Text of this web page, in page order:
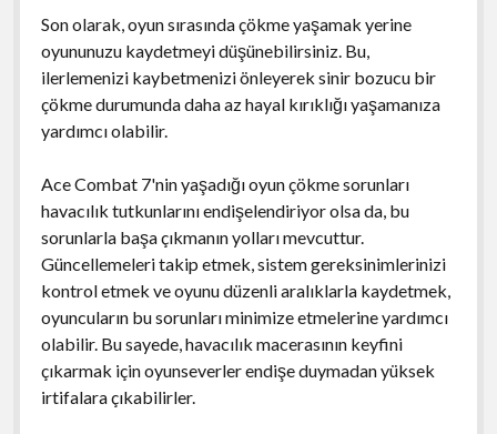
Son olarak, oyun sırasında çökme yaşamak yerine
oyununuzu kaydetmeyi düşünebilirsiniz. Bu,
ilerlemenizi kaybetmenizi önleyerek sinir bozucu bir
çökme durumunda daha az hayal kırıklığı yaşamanıza
yardımcı olabilir.
Ace Combat 7'nin yaşadığı oyun çökme sorunları
havacılık tutkunlarını endişelendiriyor olsa da, bu
sorunlarla başa çıkmanın yolları mevcuttur.
Güncellemeleri takip etmek, sistem gereksinimlerinizi
kontrol etmek ve oyunu düzenli aralıklarla kaydetmek,
oyuncuların bu sorunları minimize etmelerine yardımcı
olabilir. Bu sayede, havacılık macerasının keyfini
çıkarmak için oyunseverler endişe duymadan yüksek
irtifalara çıkabilirler.